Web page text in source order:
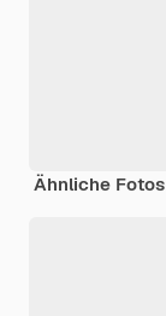
Ähnliche Fotos